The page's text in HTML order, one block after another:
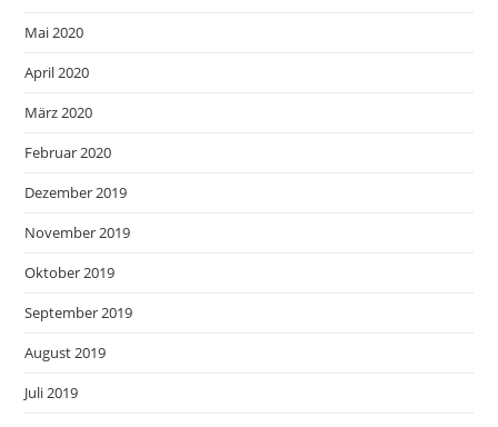
Mai 2020
April 2020
März 2020
Februar 2020
Dezember 2019
November 2019
Oktober 2019
September 2019
August 2019
Juli 2019